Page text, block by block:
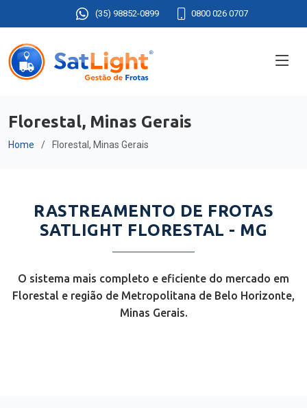
(35) 98852-0899 0800 026 0707
Florestal, Minas Gerais
Home Florestal, Minas Gerais
RASTREAMENTO DE FROTAS
SATLIGHT FLORESTAL - MG
O sistema mais completo e eficiente do mercado em
Florestal e região de Metropolitana de Belo Horizonte,
Minas Gerais.